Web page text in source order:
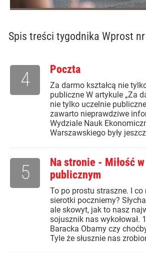
Spis treści tygodnika Wprost
Poczta
Za darmo kształcą nie
publiczne W artykule „Za
nie tylko uczelnie
zawarto nieprawdziwe
Wydziale Nauk
Warszawskiego były
4
Na stronie - Miłość
publicznym
To po prostu straszne. I co
sierotki poczniemy?
ale skowyt, jak to nasz
sojusznik nas wykołował.
Baracka Obamy czy
Tyle że słusznie nas
5